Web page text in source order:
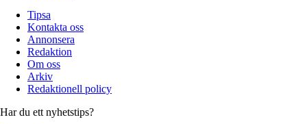
Tipsa
Kontakta oss
Annonsera
Redaktion
Om oss
Arkiv
Redaktionell policy
Har du ett nyhetstips?